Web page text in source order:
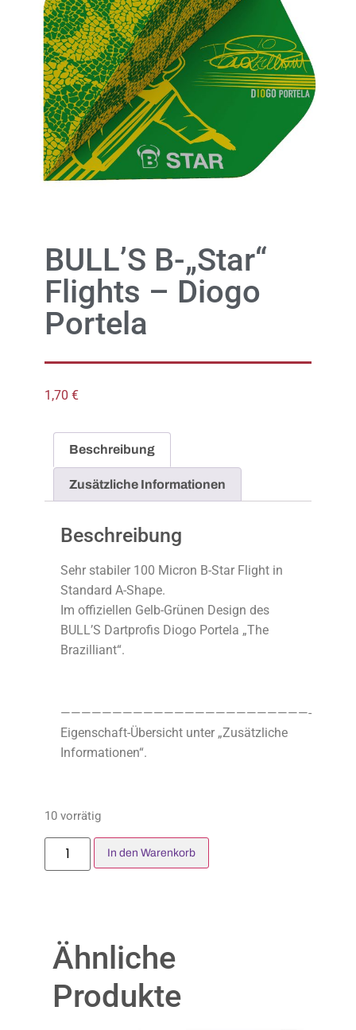
BULL’S B-„Star“
Flights – Diogo
Portela
1,70 €
Beschreibung
Zusätzliche Informationen
Beschreibung
Sehr stabiler 100 Micron B-Star Flight in
Standard A-Shape.
Im offiziellen Gelb-Grünen Design des
BULL’S Dartprofis Diogo Portela „The
Brazilliant“.
————————————————————————-
Eigenschaft-Übersicht unter „Zusätzliche
Informationen“.
10 vorrätig
In den Warenkorb
Ähnliche
Produkte